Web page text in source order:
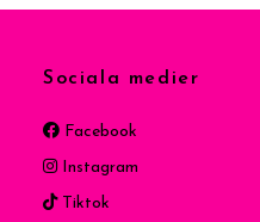
Sociala medier
Facebook
Instagram
Tiktok